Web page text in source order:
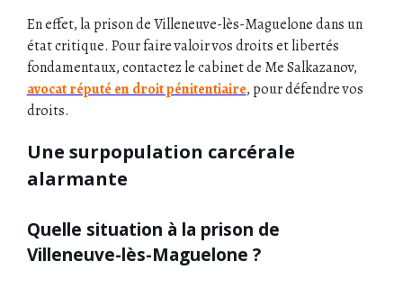
En effet, la prison de Villeneuve-lès-Maguelone dans un
état critique. Pour faire valoir vos droits et libertés
fondamentaux, contactez le cabinet de Me Salkazanov,
avocat réputé en droit pénitentiaire, pour défendre vos
droits.
Une surpopulation carcérale
alarmante
Quelle situation à la prison de
Villeneuve-lès-Maguelone ?